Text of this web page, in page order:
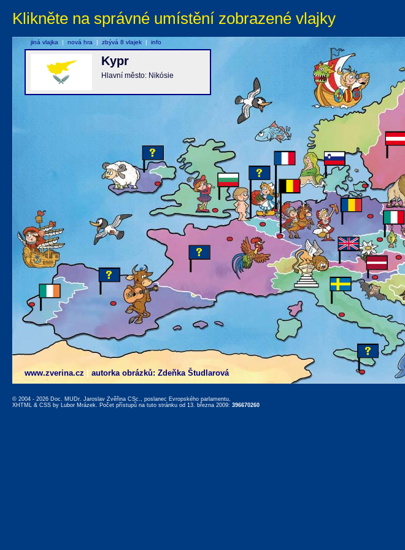
Klikněte na správné umístění zobrazené vlajky
www.zverina.cz autorka obrázků: Zdeňka Študlarová
Kypr
Hlavní město: Nikósie
jiná vlajka | nová hra | zbývá 8 vlajek | info
© 2004 - 2026 Doc. MUDr. Jaroslav Zvěřina CSc., poslanec Evropského parlamentu,
XHTML & CSS by Lubor Mrázek. Počet přístupů na tuto stránku od 13. března 2009: 396670260